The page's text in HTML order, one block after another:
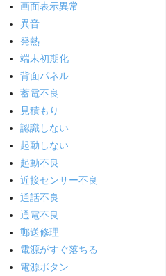
画面表示異常
異音
発熱
端末初期化
背面パネル
蓄電不良
見積もり
認識しない
起動しない
起動不良
近接センサー不良
通話不良
通電不良
郵送修理
電源がすぐ落ちる
電源ボタン